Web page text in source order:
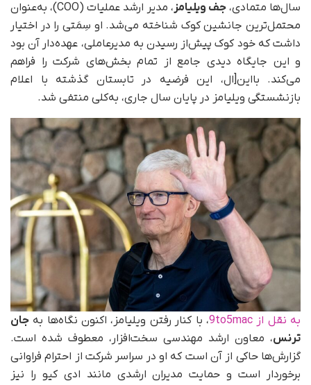
سال‌ها متمادی،جف ویلیامز
، مدیر ارشد عملیات (COO)، به‌عنوان
محتمل‌ترین جانشین کوک شناخته می‌شد. او سِمَتی را در اختیار
داشت که خود کوک پیش‌از رسیدن به مدیرعاملی، عهده‌دار آن بود
و این جایگاه دیدی جامع از تمام بخش‌های شرکت را فراهم
می‌کند. بااین‌[ال، این فرضیه در تابستان گذشته با اعلام
بازنشستگی ویلیامز در پایان سال جاری، به‌کلی منتفی شد.
به نقل از 9to5mac ، با کنار رفتن ویلیامز، اکنون نگاه‌ها به جان
ترنس، معاون ارشد مهندسی سخت‌افزار، معطوف شده است.
گزارش‌ها حاکی از آن است که او در سراسر شرکت از احترام فراوانی
برخوردار است و حمایت مدیران ارشدی مانند ادی کیو را نیز